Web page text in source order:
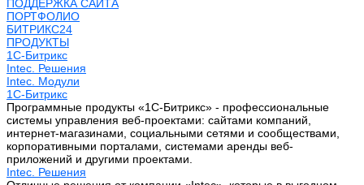
ПОДДЕРЖКА САЙТА
ПОРТФОЛИО
БИТРИКС24
ПРОДУКТЫ
1С-Битрикс
Intec. Решения
Intec. Модули
1С-Битрикс
Программные продукты «1С-Битрикс» - профессиональные
системы управления веб-проектами: сайтами компаний,
интернет-магазинами, социальными сетями и сообществами,
корпоративными порталами, системами аренды веб-
приложений и другими проектами.
Intec. Решения